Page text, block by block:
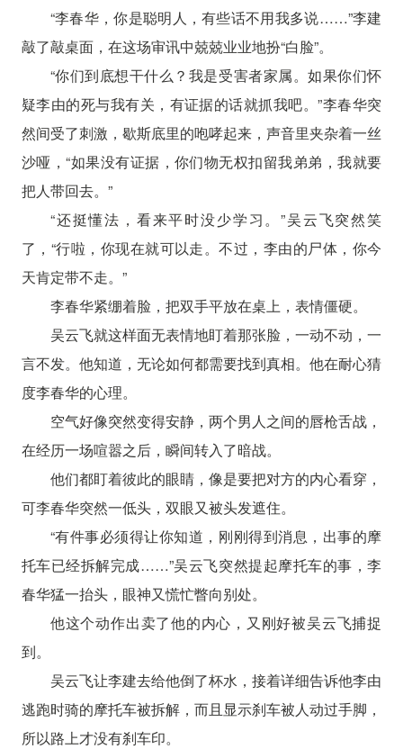
“李春华，你是聪明人，有些话不用我多说……”李建
敲了敲桌面，在这场审讯中兢兢业业地扮“白脸”。
“你们到底想干什么？我是受害者家属。如果你们怀
疑李由的死与我有关，有证据的话就抓我吧。”李春华突
然间受了刺激，歇斯底里的咆哮起来，声音里夹杂着一丝
沙哑，“如果没有证据，你们物无权扣留我弟弟，我就要
把人带回去。”
“还挺懂法，看来平时没少学习。”吴云飞突然笑
了，“行啦，你现在就可以走。不过，李由的尸体，你今
天肯定带不走。”
李春华紧绷着脸，把双手平放在桌上，表情僵硬。
吴云飞就这样面无表情地盯着那张脸，一动不动，一
言不发。他知道，无论如何都需要找到真相。他在耐心猜
度李春华的心理。
空气好像突然变得安静，两个男人之间的唇枪舌战，
在经历一场喧嚣之后，瞬间转入了暗战。
他们都盯着彼此的眼睛，像是要把对方的内心看穿，
可李春华突然一低头，双眼又被头发遮住。
“有件事必须得让你知道，刚刚得到消息，出事的摩
托车已经拆解完成……”吴云飞突然提起摩托车的事，李
春华猛一抬头，眼神又慌忙瞥向别处。
他这个动作出卖了他的内心，又刚好被吴云飞捕捉
到。
吴云飞让李建去给他倒了杯水，接着详细告诉他李由
逃跑时骑的摩托车被拆解，而且显示刹车被人动过手脚，
所以路上才没有刹车印。